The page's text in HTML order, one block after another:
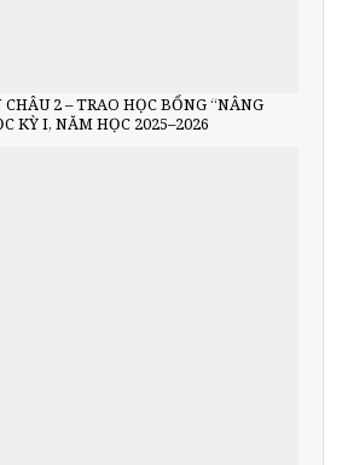
2 – TRAO HỌC BỔNG “NÂNG
KỲ I, NĂM HỌC 2025–2026